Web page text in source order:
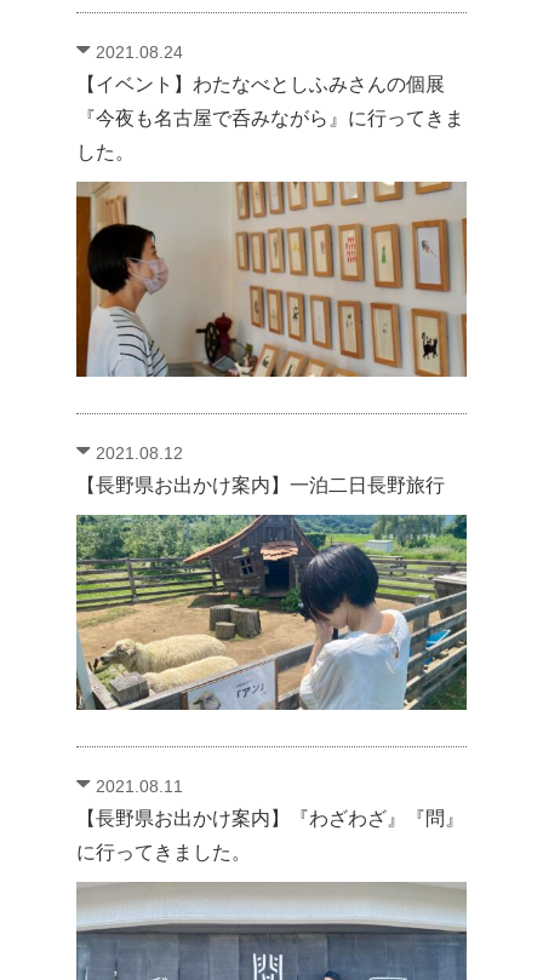
2021.08.24
【イベント】わたなべとしふみさんの個展
『今夜も名古屋で呑みながら』に行ってきま
した。
2021.08.12
【長野県お出かけ案内】一泊二日長野旅行
2021.08.11
【長野県お出かけ案内】『わざわざ』『問』
に行ってきました。